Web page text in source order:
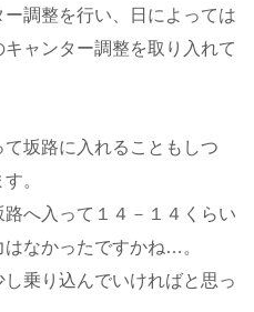
調整を行い、日によっては
ャンター調整を取り入れて
て坂路に入れることもしつ
。
へ入って１４－１４くらい
なかったですかね…。
乗り込んでいければと思っ